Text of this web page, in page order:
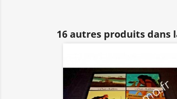
16 autres produits dans